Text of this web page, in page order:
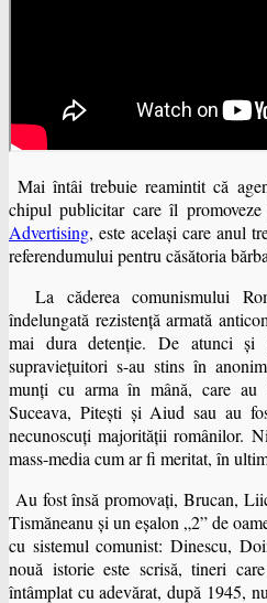
Mai întâi trebuie reamintit că
chipul publicitar care îl
Advertising, este acelaşi care anul
referendumului pentru căsătoria
La căderea comunismului
îndelungată rezistenţă armată
mai dura detenţie. De atunci
supravieţuitori s-au stins în
munţi cu arma în mână, care au
Suceava, Piteşti şi Aiud sau au
necunoscuţi majorităţii românilor.
mass-media cum ar fi meritat, în
Au fost însă promovaţi, Brucan,
Tismăneanu şi un eşalon „2” de
cu sistemul comunist: Dinescu,
nouă istorie este scrisă, tineri
întâmplat cu adevărat, după 1945,